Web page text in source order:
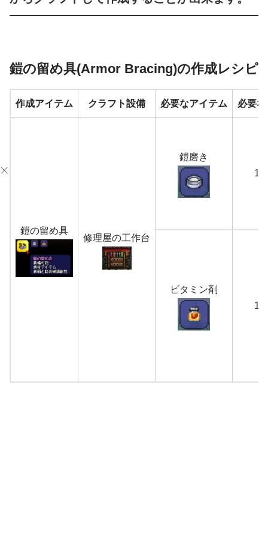
鎧の留め具(Armor Bracing)の作成レシピ
作成アイテム クラフト設備 必要なアイテム 必要
鎧の留め具
修理屋の工作台
鎧磨き
1
ビタミン剤
1